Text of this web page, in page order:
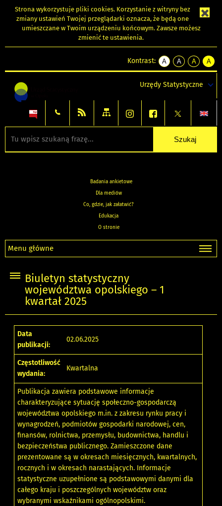
Strona wykorzystuje pliki cookies. Korzystanie z witryny bez
zmiany ustawień Twojej przeglądarki oznacza, że będą one
umieszczane w Twoim urządzeniu końcowym. Zawsze możesz
zmienić te ustawienia.
Kontrast:
A
kontrast
A
kontrast
tekst
czarnym
A
kontrast
tekst
czarnym
A
tekst
żółtym
Urzędy Statystyczne
Badania ankietowe
Dla mediów
Co, gdzie, jak załatwić?
Edukacja
O stronie
Menu główne
Biuletyn statystyczny
województwa opolskiego – 1
kwartał 2025
Data
publikacji:
02.06.2025
Częstotliwość
wydania:
Kwartalna
Publikacja zawiera podstawowe informacje
charakteryzujące sytuację społeczno-gospodarczą
województwa opolskiego m.in. z zakresu rynku pracy i
wynagrodzeń, podmiotów gospodarki narodowej, cen,
finansów, rolnictwa, przemysłu, budownictwa, handlu i
bezpieczeństwa publicznego. Zamieszczone dane
prezentowane są w okresach miesięcznych, kwartalnych,
rocznych i w okresach narastających. Informacje
statystyczne uzupełnione są podstawowymi danymi dla
całego kraju i poszczególnych województw oraz
wybranymi wskaźnikami ogólnopolskimi.